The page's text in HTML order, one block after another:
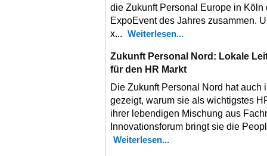
die Zukunft Personal Europe in
ExpoEvent des Jahres zusammen.
x...
Weiterlesen
Zukunft Personal Nord: Lokale
für den HR Markt
Die Zukunft Personal Nord hat auch
gezeigt, warum sie als wichtigstes
ihrer lebendigen Mischung aus
Innovationsforum bringt sie die
Weiterlesen